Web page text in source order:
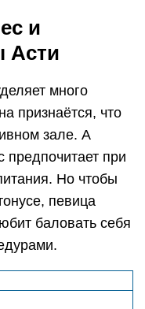
и
Асти
много
признаётся, что
зале. А
при
Но чтобы
певица
баловать себя